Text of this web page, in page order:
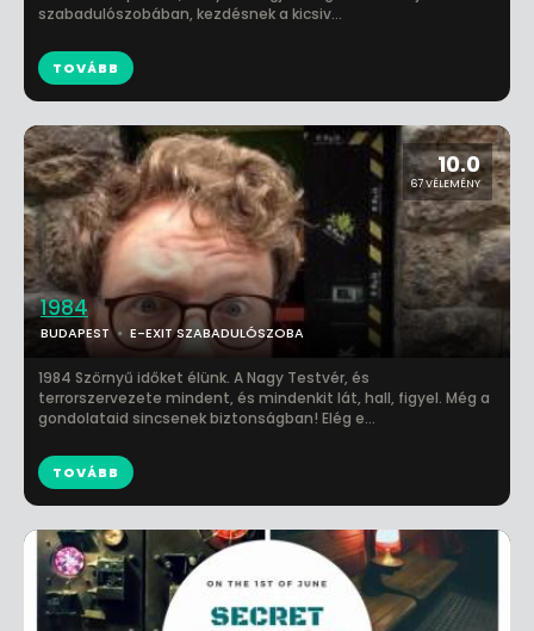
szabadulószobában, kezdésnek a kicsiv...
TOVÁBB
10.0
67 VÉLEMÉNY
1984
BUDAPEST E-EXIT SZABADULÓSZOBA
1984 Szörnyű időket élünk. A Nagy Testvér, és
terrorszervezete mindent, és mindenkit lát, hall, figyel. Még a
gondolataid sincsenek biztonságban! Elég e...
TOVÁBB